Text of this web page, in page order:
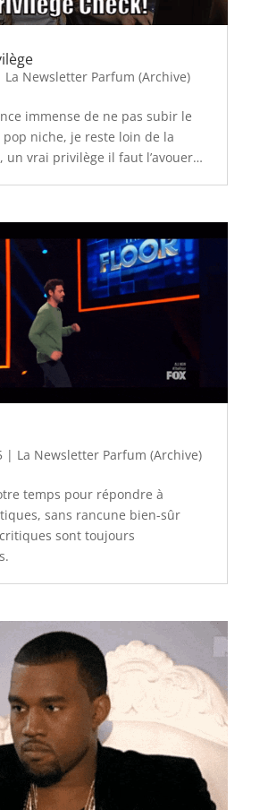
La Newsletter Parfum (Archive)
immense de ne pas subir le
niche, je reste loin de la
un vrai privilège il faut l’avouer…
| La Newsletter Parfum (Archive)
temps pour répondre à
sans rancune bien-sûr
sont toujours